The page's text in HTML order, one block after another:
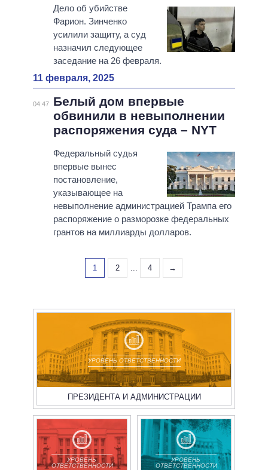
Дело об убийстве
Фарион. Зинченко
усилили защиту, а суд
назначил следующее
заседание на 26 февраля.
11 февраля, 2025
04:47
Белый дом впервые
обвинили в невыполнении
распоряжения суда – NYT
Федеральный судья
впервые вынес
постановление,
указывающее на
невыполнение администрацией Трампа его
распоряжение о разморозке федеральных
грантов на миллиарды долларов.
1 2 ... 4 →
УРОВЕНЬ ОТВЕТСТВЕННОСТИ
ПРЕЗИДЕНТА И АДМИНИСТРАЦИИ
УРОВЕНЬ
ОТВЕТСТВЕННОСТИ
УРОВЕНЬ
ОТВЕТСТВЕННОСТИ